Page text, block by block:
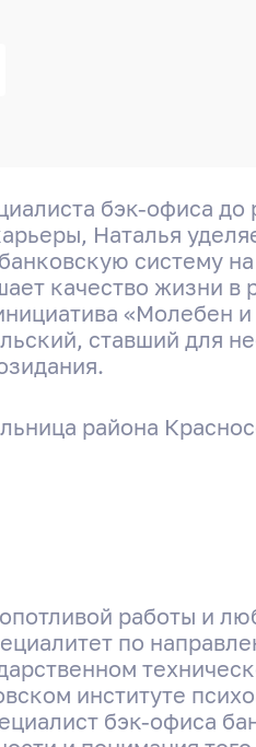
бэк-офиса до
Наталья
систему
качество жизни в
«Молебен и
ставший для
района
работы и
по
институте
бэк-офиса